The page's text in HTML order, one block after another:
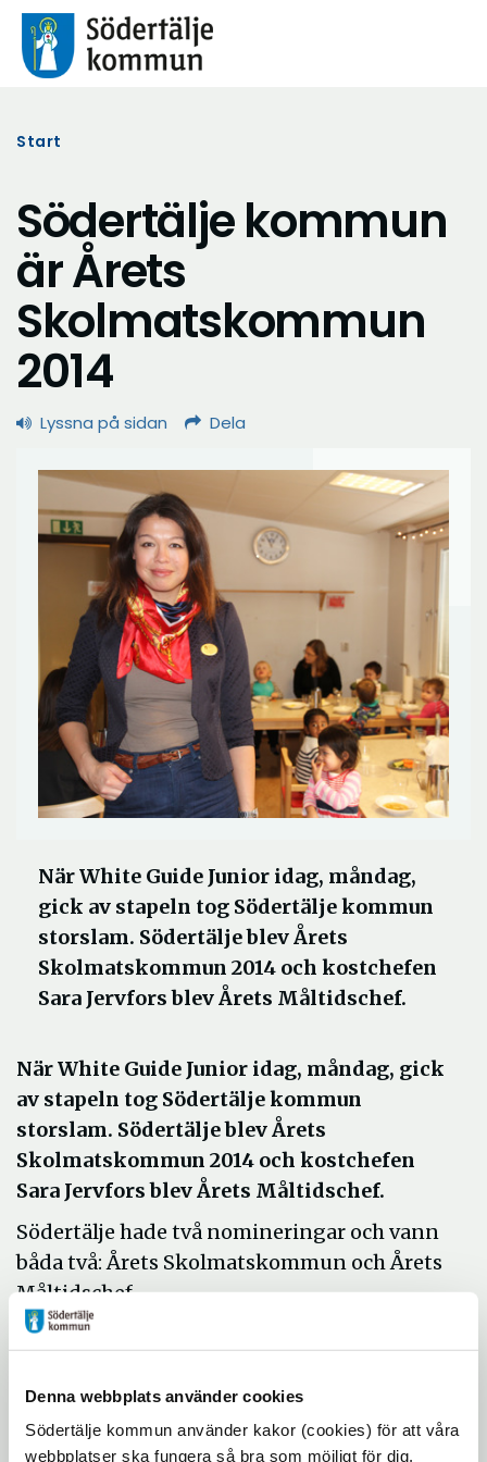
Denna webbplats använder cookies
Södertälje kommun använder kakor (cookies) för att våra
webbplatser ska fungera så bra som möjligt för dig.
Start
Södertälje kommun
är Årets
Skolmatskommun
2014
Lyssna på sidan Dela
När White Guide Junior idag, måndag,
gick av stapeln tog Södertälje kommun
storslam. Södertälje blev Årets
Skolmatskommun 2014 och kostchefen
Sara Jervfors blev Årets Måltidschef.
När White Guide Junior idag, måndag, gick
av stapeln tog Södertälje kommun
storslam. Södertälje blev Årets
Skolmatskommun 2014 och kostchefen
Sara Jervfors blev Årets Måltidschef.
Södertälje hade två nomineringar och vann
båda två: Årets Skolmatskommun och Årets
Måltidschef.
Med motiveringen "För att ha modet och
offentliga måltiderna och för att man
förmår att skapa engagemang kring de
stora klimatfrågorna och koppla dessa till